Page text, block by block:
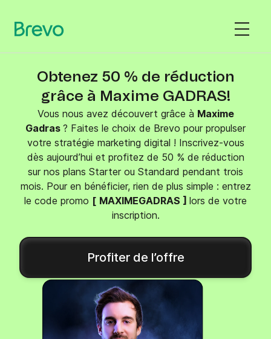
Obtenez 50 % de réduction
grâce à Maxime GADRAS!
Vous nous avez découvert grâce à Maxime
Gadras ? Faites le choix de Brevo pour propulser
votre stratégie marketing digital ! Inscrivez-vous
dès aujourd’hui et profitez de 50 % de réduction
sur nos plans Starter ou Standard pendant trois
mois. Pour en bénéficier, rien de plus simple : entrez
le code promo [ MAXIMEGADRAS ] lors de votre
inscription.
Profiter de l’offre